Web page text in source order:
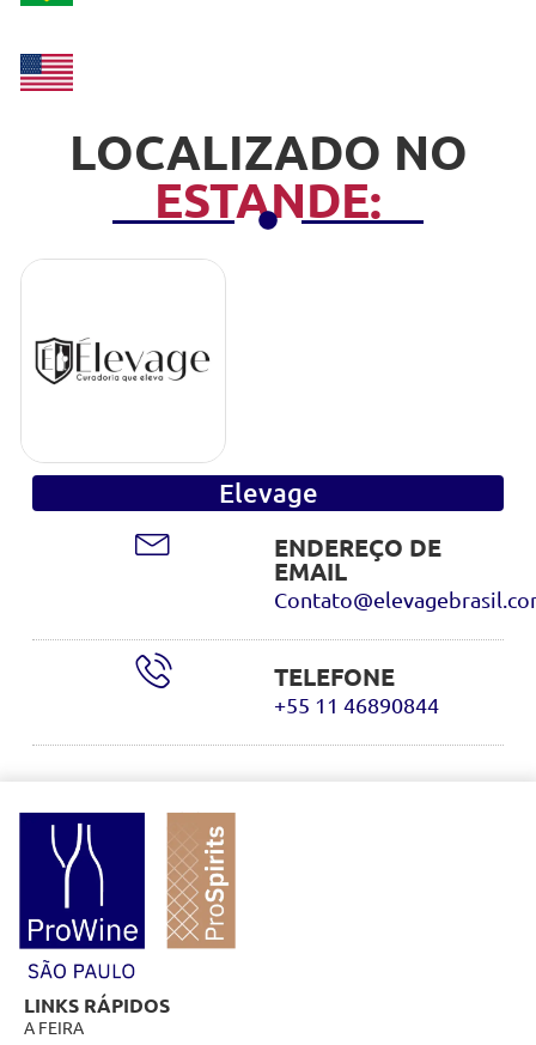
LOCALIZADO NO
ESTANDE:
Elevage
ENDEREÇO DE
EMAIL
TELEFONE
+55 11 46890844
LINKS RÁPIDOS
A FEIRA